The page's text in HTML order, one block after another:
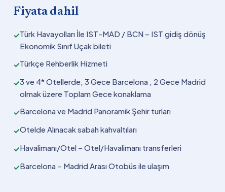
Fiyata dahil
✓Türk Havayolları İle IST-MAD / BCN – IST gidiş dönüş
Ekonomik Sınıf Uçak bileti
✓Türkçe Rehberlik Hizmeti
✓3 ve 4* Otellerde, 3 Gece Barcelona , 2 Gece Madrid
olmak üzere Toplam Gece konaklama
✓Barcelona ve Madrid Panoramik Şehir turları
✓Otelde Alınacak sabah kahvaltıları
✓Havalimanı/Otel – Otel/Havalimanı transferleri
✓Barcelona – Madrid Arası Otobüs ile ulaşım